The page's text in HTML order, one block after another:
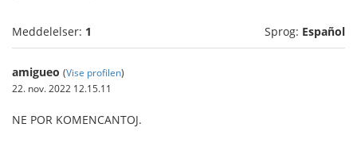
Meddelelser: 1 Sprog: Español
amigueo (Vise profilen)
22. nov. 2022 12.15.11
NE POR KOMENCANTOJ.